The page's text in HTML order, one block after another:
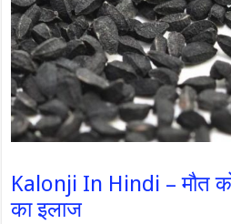
Kalonji In Hindi – मौत को
का इलाज